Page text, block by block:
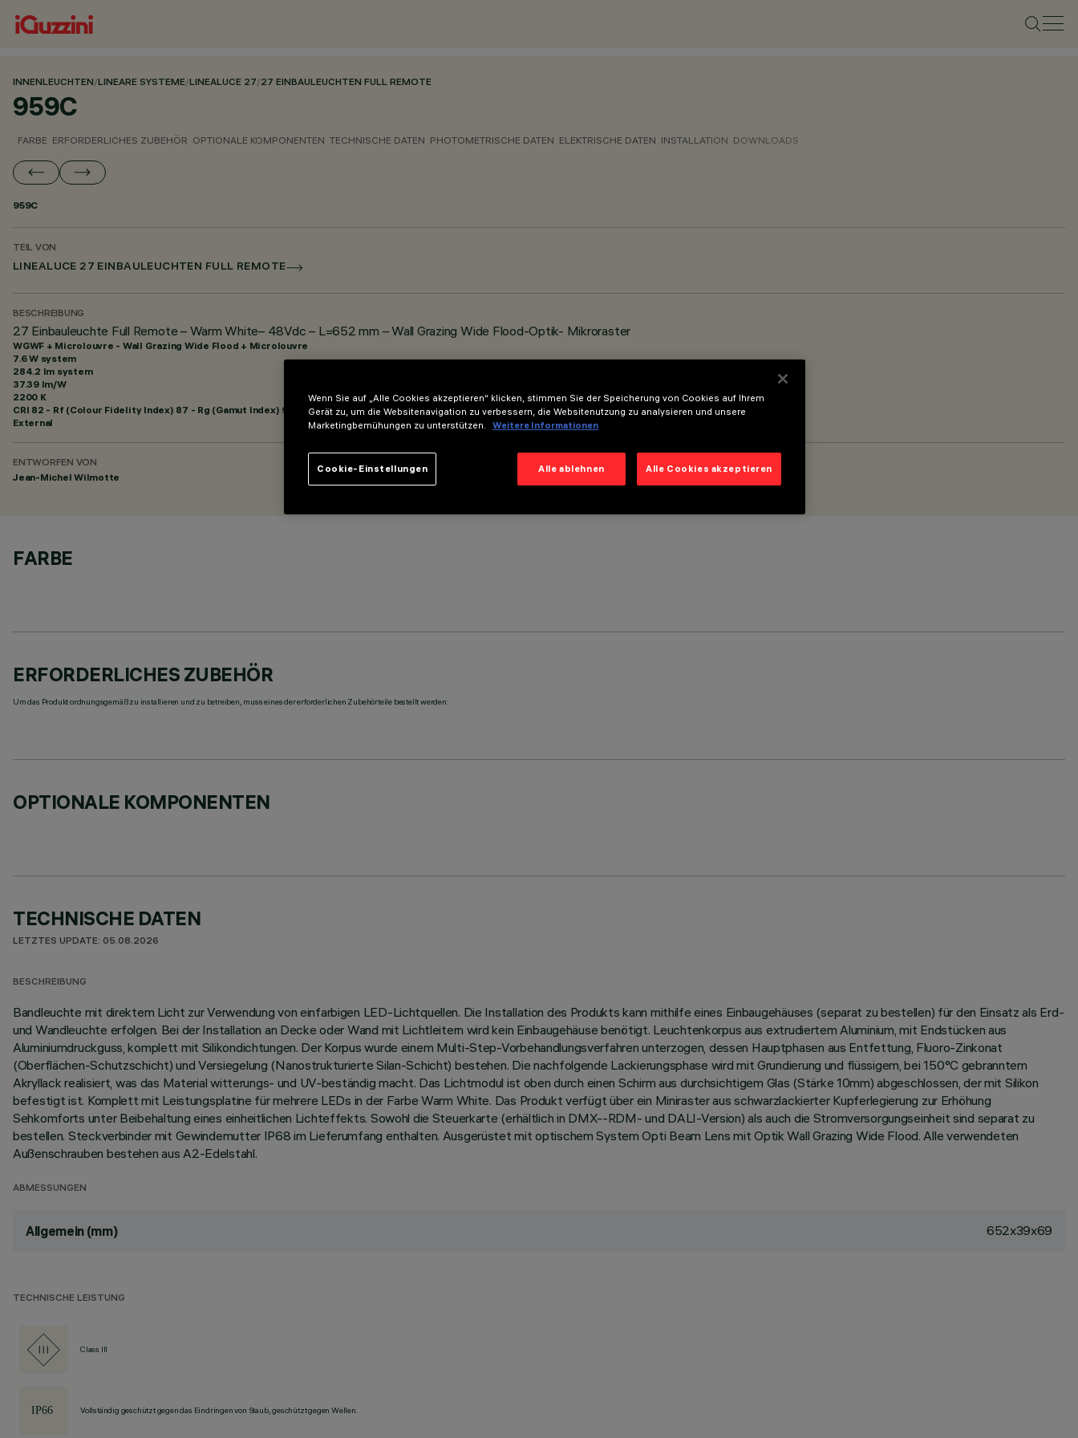
INNENLEUCHTEN/LINEARE SYSTEME/LINEALUCE 27/27 EINBAULEUCHTEN FULL REMOTE
959C
FARBE ERFORDERLICHES ZUBEHÖR OPTIONALE KOMPONENTEN TECHNISCHE DATEN PHOTOMETRISCHE DATEN ELEKTRISCHE DATEN INSTALLATION DOWNLOADS
959C
TEIL VON
LINEALUCE 27 EINBAULEUCHTEN FULL REMOTE
BESCHREIBUNG
27 Einbauleuchte Full Remote – Warm White– 48Vdc – L=652 mm – Wall Grazing Wide Flood-Optik- Mikroraster
WGWF + Microlouvre - Wall Grazing Wide Flood + Microlouvre
7.6 W system
284.2 lm system
37.39 lm/W
2200 K
CRI 82 - Rf (Colour Fidelity Index) 87 - Rg (Gamut Index) 97
External
ENTWORFEN VON
Jean-Michel Wilmotte
FARBE
ERFORDERLICHES ZUBEHÖR
Um das Produkt ordnungsgemäß zu installieren und zu betreiben, muss eines der erforderlichen Zubehörteile bestellt werden:
OPTIONALE KOMPONENTEN
TECHNISCHE DATEN
LETZTES UPDATE: 05.08.2026
BESCHREIBUNG
Bandleuchte mit direktem Licht zur Verwendung von einfarbigen LED-Lichtquellen. Die Installation des Produkts kann mithilfe eines Einbaugehäuses (separat zu bestellen) für den Einsatz als Erd-
und Wandleuchte erfolgen. Bei der Installation an Decke oder Wand mit Lichtleitern wird kein Einbaugehäuse benötigt. Leuchtenkorpus aus extrudiertem Aluminium, mit Endstücken aus
Aluminiumdruckguss, komplett mit Silikondichtungen. Der Korpus wurde einem Multi-Step-Vorbehandlungsverfahren unterzogen, dessen Hauptphasen aus Entfettung, Fluoro-Zinkonat
(Oberflächen-Schutzschicht) und Versiegelung (Nanostrukturierte Silan-Schicht) bestehen. Die nachfolgende Lackierungsphase wird mit Grundierung und flüssigem, bei 150°C gebranntem
Akryllack realisiert, was das Material witterungs- und UV-beständig macht. Das Lichtmodul ist oben durch einen Schirm aus durchsichtigem Glas (Stärke 10mm) abgeschlossen, der mit Silikon
befestigt ist. Komplett mit Leistungsplatine für mehrere LEDs in der Farbe Warm White. Das Produkt verfügt über ein Miniraster aus schwarzlackierter Kupferlegierung zur Erhöhung
Sehkomforts unter Beibehaltung eines einheitlichen Lichteffekts. Sowohl die Steuerkarte (erhältlich in DMX--RDM- und DALI-Version) als auch die Stromversorgungseinheit sind separat zu
bestellen. Steckverbinder mit Gewindemutter IP68 im Lieferumfang enthalten. Ausgerüstet mit optischem System Opti Beam Lens mit Optik Wall Grazing Wide Flood. Alle verwendeten
Außenschrauben bestehen aus A2-Edelstahl.
ABMESSUNGEN
Allgemein (mm) 652x39x69
TECHNISCHE LEISTUNG
Class III
Vollständig geschützt gegen das Eindringen von Staub, geschützt gegen Wellen.
Wenn Sie auf „Alle Cookies akzeptieren“ klicken, stimmen Sie der Speicherung von Cookies auf Ihrem
Gerät zu, um die Websitenavigation zu verbessern, die Websitenutzung zu analysieren und unsere
Marketingbemühungen zu unterstützen.
Weitere Informationen
Alle ablehnen Alle Cookies akzeptieren
Cookie-Einstellungen